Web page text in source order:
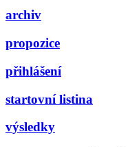
archiv
propozice
přihlášení
startovní listina
výsledky